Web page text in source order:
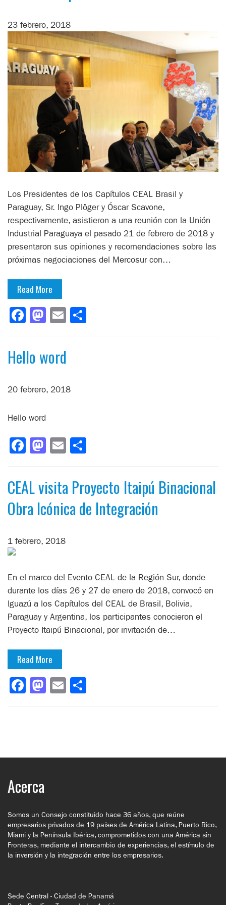
23 febrero, 2018
Los Presidentes de los Capítulos CEAL Brasil y
Paraguay, Sr. Ingo Plöger y Óscar Scavone,
respectivamente, asistieron a una reunión con la Unión
Industrial Paraguaya el pasado 21 de febrero de 2018 y
presentaron sus opiniones y recomendaciones sobre las
próximas negociaciones del Mercosur con…
Read More
Facebook
Mastodon
Email
Hello word
20 febrero, 2018
Hello word
Facebook
Mastodon
Email
CEAL visita Proyecto Itaipú Binacional
Obra Icónica de Integración
1 febrero, 2018
En el marco del Evento CEAL de la Región Sur, donde
durante los días 26 y 27 de enero de 2018, convocó en
Iguazú a los Capítulos del CEAL de Brasil, Bolivia,
Paraguay y Argentina, los participantes conocieron el
Proyecto Itaipú Binacional, por invitación de…
Read More
Facebook
Mastodon
Email
Acerca
Somos un Consejo constituido hace 36 años, que reúne
empresarios privados de 19 países de América Latina, Puerto Rico,
Miami y la Península Ibérica, comprometidos con una América sin
Fronteras, mediante el intercambio de experiencias, el estímulo de
la inversión y la integración entre los empresarios.
Sede Central - Ciudad de Panamá